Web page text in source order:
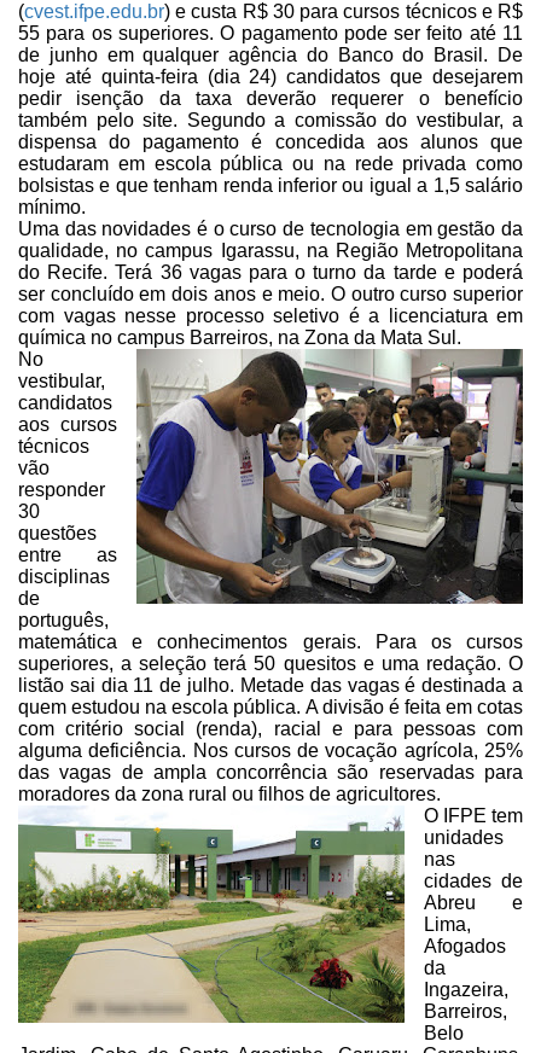
(cvest.ifpe.edu.br) e custa R$ 30 para cursos técnicos e R$
55 para ossuperiores. O pagamento pode ser feito até 11
de junho em qualquer agência doBanco do Brasil. De
hoje até quinta-feira (dia 24) candidatos que desejarem
pedir isenção da taxa deverão requerer o benefício
também pelo site. Segundo a comissão do vestibular, a
dispensa do pagamento é concedida aos alunos que
estudaram em escola pública ou na rede privada como
bolsistas e que tenham renda inferior ou igual a 1,5 salário
mínimo.
Uma das novidades é o curso de tecnologia em gestão da
qualidade, no campus Igarassu, na Região Metropolitana
do Recife. Terá 36 vagas para o turno da tarde e poderá
ser concluído em dois anos e meio. O outro curso superior
com vagas nesse processo seletivo é a licenciatura em
química no campus Barreiros, na Zona da Mata Sul.
No
vestibular,
candidatos
aos cursos
técnicos
vão
responder
30
questões
entre as
disciplinas
de
português,
matemática e conhecimentos gerais. Para os cursos
superiores, a seleção terá 50 quesitos e uma redação. O
listão sai dia 11 de julho. Metade das vagas é destinada a
quem estudou na escola pública. A divisão é feita em cotas
com critério social (renda), racial e para pessoas com
alguma deficiência. Noscursos de vocação agrícola, 25%
das vagas de ampla concorrência são reservadaspara
moradores da zona rural ou filhos de agricultores.
O IFPE tem
unidades
nas
cidades de
Abreu e
Lima,
Afogados
da
Ingazeira,
Barreiros,
Belo